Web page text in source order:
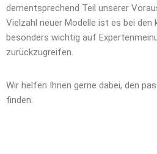
dementsprechend Teil unserer
Vielzahl neuer Modelle ist es bei den
besonders wichtig auf
zurückzugreifen.
Wir helfen Ihnen gerne dabei, den
finden.